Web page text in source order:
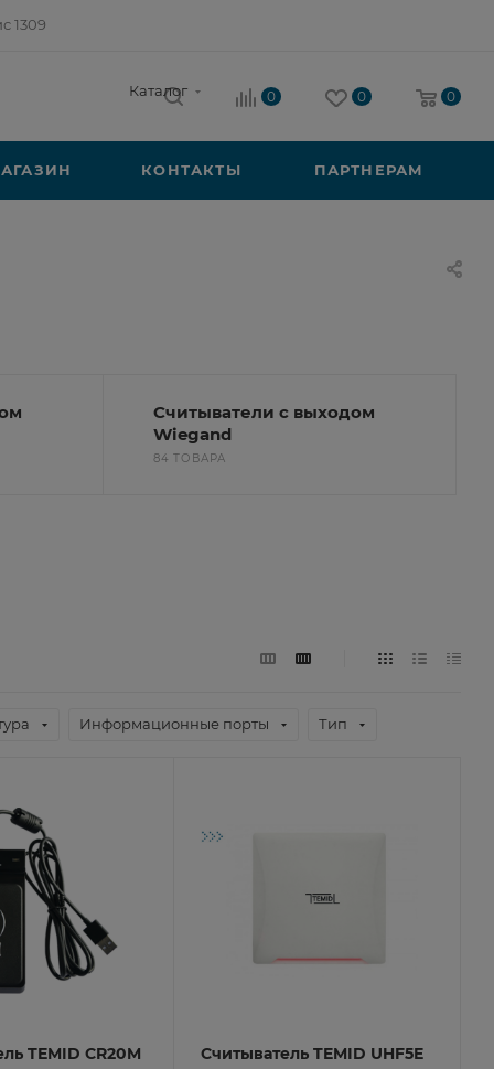
1309
Каталог 0 0 0
КОНТАКТЫ ПАРТНЕРАМ
Считыватели с выходом
Wiegand
84 ТОВАРА
Информационные порты Тип
TEMID CR20M
Считыватель TEMID UHF5E